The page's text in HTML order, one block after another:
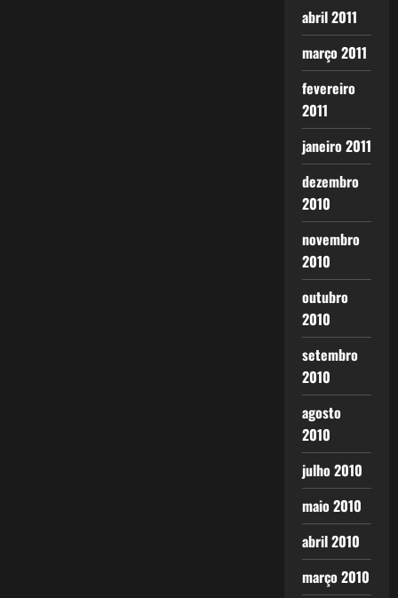
abril 2011
março 2011
fevereiro
2011
janeiro 2011
dezembro
2010
novembro
2010
outubro
2010
setembro
2010
agosto
2010
julho 2010
maio 2010
abril 2010
março 2010